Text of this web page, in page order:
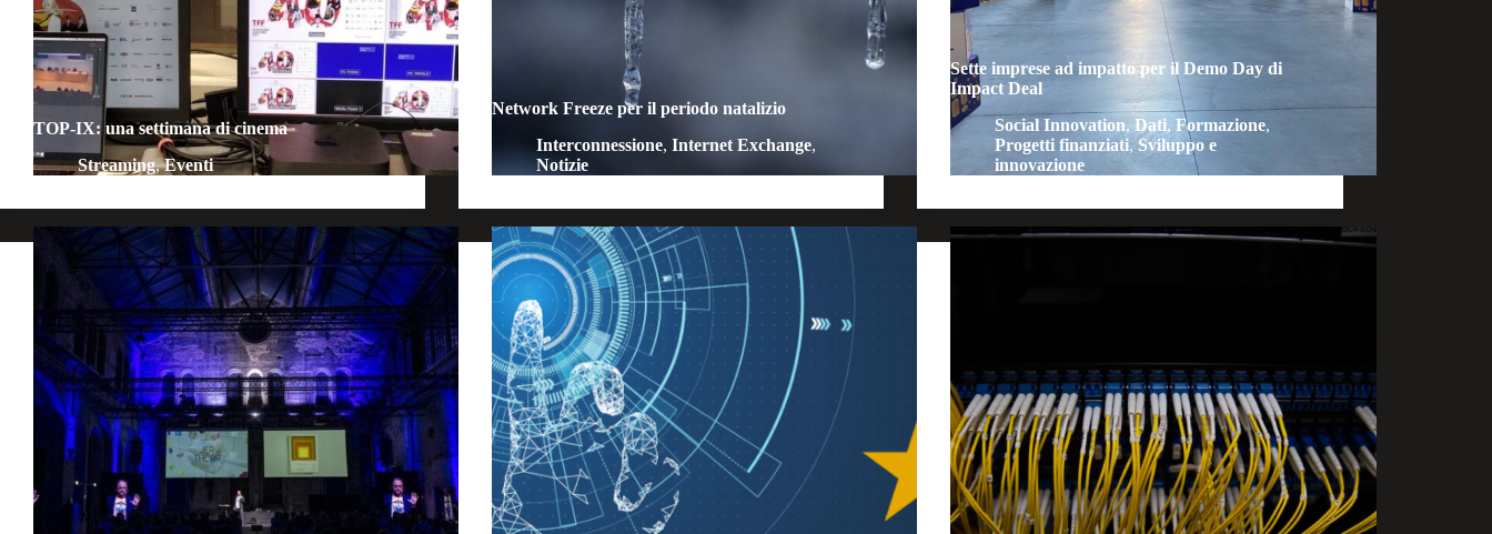
TOP-IX: una settimana di cinema
Streaming,Eventi
Network Freeze per il periodo natalizio
Interconnessione,Internet Exchange,
Notizie
Sette imprese ad impatto per il Demo Day di
Impact Deal
Social Innovation,Dati,Formazione,
Progetti finanziati, Sviluppo e
innovazione